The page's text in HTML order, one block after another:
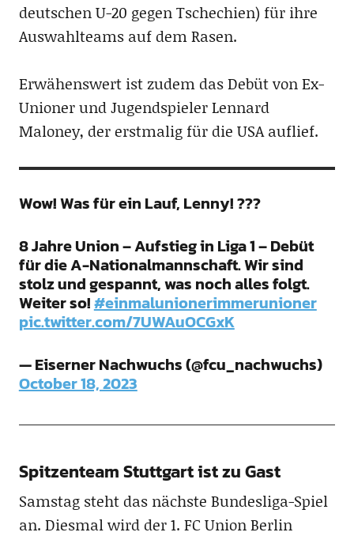
deutschen U-20 gegen Tschechien) für ihre
Auswahlteams auf dem Rasen.
Erwähenswert ist zudem das Debüt von Ex-
Unioner und Jugendspieler Lennard
Maloney, der erstmalig für die USA auflief.
Wow! Was für ein Lauf, Lenny! ???
8 Jahre Union – Aufstieg in Liga 1 – Debüt
für die A-Nationalmannschaft. Wir sind
stolz und gespannt, was noch alles folgt.
Weiter so!#einmalunionerimmerunioner
pic.twitter.com/7UWAuOCGxK
— Eiserner Nachwuchs (@fcu_nachwuchs)
October 18, 2023
Spitzenteam Stuttgart ist zu Gast
Samstag steht das nächste Bundesliga-Spiel
an. Diesmal wird der 1. FC Union Berlin